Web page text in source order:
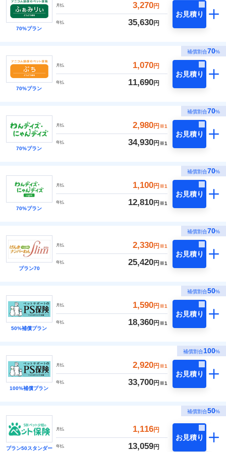
70%プラン
月払 3,270円
年払 35,630円
お見積り
補償割合70%
70%プラン
月払 1,070円
年払 11,690円
お見積り
補償割合70%
70%プラン
月払 2,980円 ※1
年払 34,930円 ※1
お見積り
補償割合70%
70%プラン
月払 1,100円 ※1
年払 12,810円 ※1
お見積り
補償割合70%
プラン70
月払 2,330円 ※1
年払 25,420円 ※1
お見積り
補償割合50%
50%補償プラン
月払 1,590円 ※1
年払 18,360円 ※1
お見積り
補償割合100%
100%補償プラン
月払 2,920円 ※1
年払 33,700円 ※1
お見積り
補償割合50%
プラン50スタンダー
月払 1,116円
年払 13,059円
お見積り